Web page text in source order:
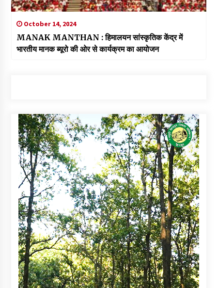
October 14, 2024
MANAK MANTHAN : हिमालयन सांस्कृतिक केंद्र में
भारतीय मानक ब्यूरो की ओर से कार्यक्रम का आयोजन